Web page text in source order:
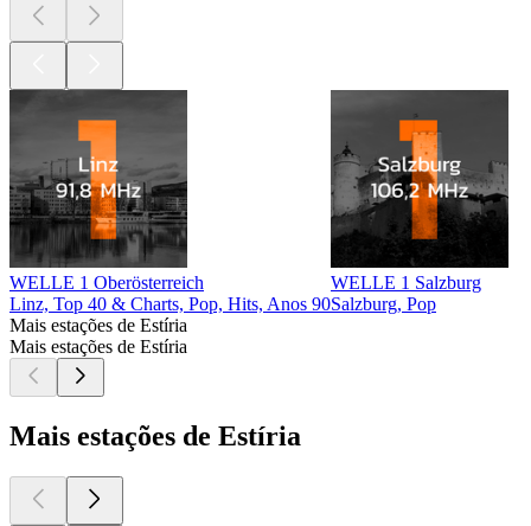
WELLE 1 Oberösterreich
Linz, Top 40 & Charts, Pop, Hits, Anos 90
WELLE 1 Salzburg
Salzburg, Pop
Mais estações de Estíria
Mais estações de Estíria
Mais estações de Estíria